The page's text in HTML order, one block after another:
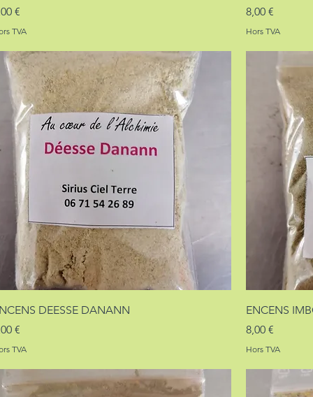
€
TVA
Prix
8,00 €
Hors TVA
DEESSE DANANN
€
TVA
ENCENS
Prix
8,00 €
Hors TVA